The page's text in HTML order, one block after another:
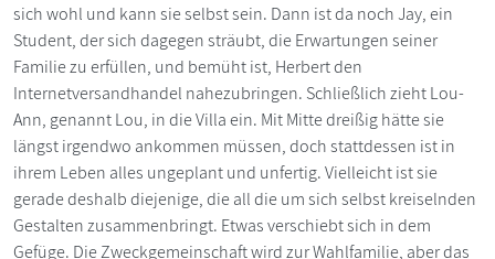
sich wohl und kann sie selbst sein. Dann ist da noch Jay, ein
Student, der sich dagegen sträubt, die Erwartungen seiner
Familie zu erfüllen, und bemüht ist, Herbert den
Internetversandhandel nahezubringen. Schließlich zieht Lou-
Ann, genannt Lou, in die Villa ein. Mit Mitte dreißig hätte sie
längst irgendwo ankommen müssen, doch stattdessen ist in
ihrem Leben alles ungeplant und unfertig. Vielleicht ist sie
gerade deshalb diejenige, die all die um sich selbst kreiselnden
Gestalten zusammenbringt. Etwas verschiebt sich in dem
Gefüge. Die Zweckgemeinschaft wird zur Wahlfamilie, aber das